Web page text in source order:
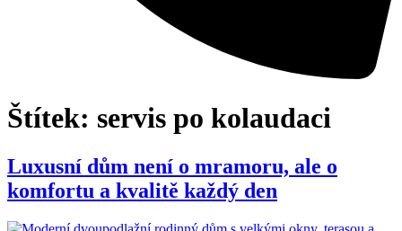
Štítek: servis po kolaudaci
Luxusní dům není o mramoru, ale o
komfortu a kvalitě každý den